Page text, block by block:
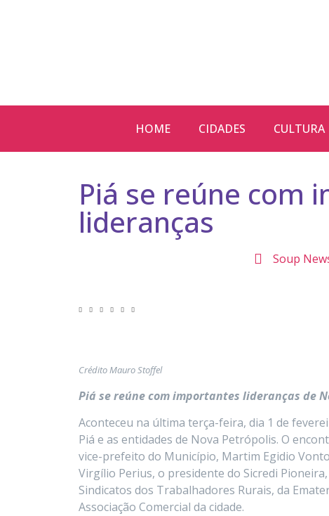
HOME CIDADES CULTURA
Piá se reúne com
lideranças
Soup
Crédito Mauro Stoffel
Piá se reúne com importantes lideranças de
Aconteceu na última terça-feira, dia 1 de
Piá e as entidades de Nova Petrópolis. O
vice-prefeito do Município, Martim Egidio
Virgílio Perius, o presidente do Sicredi
Sindicatos dos Trabalhadores Rurais, da
Associação Comercial da cidade.
Liane Weber
Tábatha Colla
Liane Weber
Alexandra Masotti